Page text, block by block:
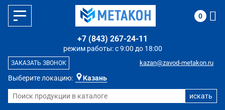
Выберите локацию: Казань
режим работы: с 9:00 до 18:00
+7 (843) 267-24-11
kazan@zavod-metakon.ru
ЗАКАЗАТЬ ЗВОНОК
0